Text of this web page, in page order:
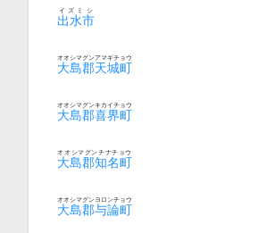
出水市
イズミシ
大島郡天城町
オオシマグンアマギチョウ
大島郡喜界町
オオシマグンキカイチョウ
大島郡知名町
オオシマグンチナチョウ
大島郡与論町
オオシマグンヨロンチョウ